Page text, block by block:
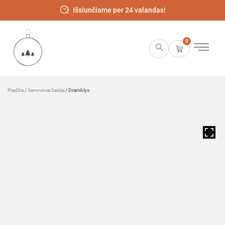
Išsiunčiame per 24 valandas!
0
Pradžia /Senoviniai žaislai / Dramblys